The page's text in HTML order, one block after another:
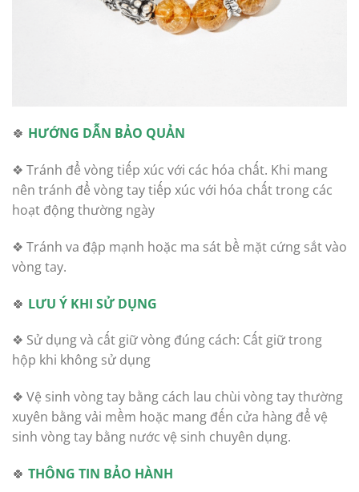
🍀 HƯỚNG DẪN BẢO QUẢN
❖ Tránh để vòng tiếp xúc với các hóa chất. Khi mang
nên tránh để vòng tay tiếp xúc với hóa chất trong các
hoạt động thường ngày
❖ Tránh va đập mạnh hoặc ma sát bề mặt cứng sắt vào
vòng tay.
🍀 LƯU Ý KHI SỬ DỤNG
❖ Sử dụng và cất giữ vòng đúng cách: Cất giữ trong
hộp khi không sử dụng
❖ Vệ sinh vòng tay bằng cách lau chùi vòng tay thường
xuyên bằng vải mềm hoặc mang đến cửa hàng để vệ
sinh vòng tay bằng nước vệ sinh chuyên dụng.
🍀 THÔNG TIN BẢO HÀNH